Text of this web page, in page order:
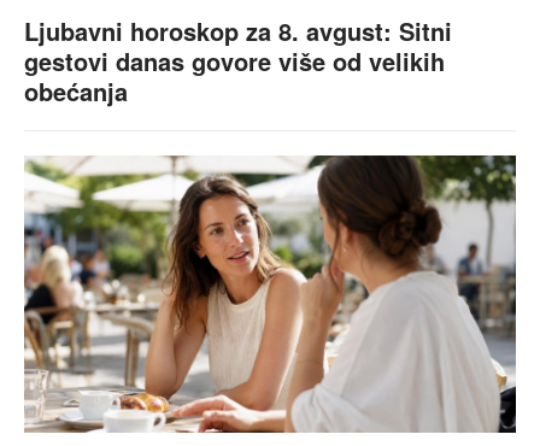
Ljubavni horoskop za 8. avgust: Sitni
gestovi danas govore više od velikih
obećanja